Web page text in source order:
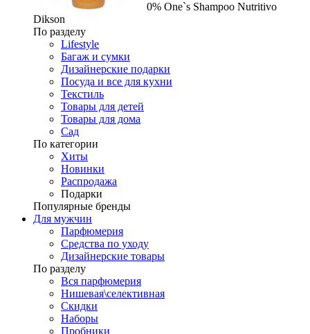
0% One`s Shampoo Nutritivo
Dikson
По разделу
Lifestyle
Багаж и сумки
Дизайнерские подарки
Посуда и все для кухни
Текстиль
Товары для детей
Товары для дома
Сад
По категории
Хиты
Новинки
Распродажа
Подарки
Популярные бренды
Для мужчин
Парфюмерия
Средства по уходу
Дизайнерские товары
По разделу
Вся парфюмерия
Нишевая\селективная
Скидки
Наборы
Пробники